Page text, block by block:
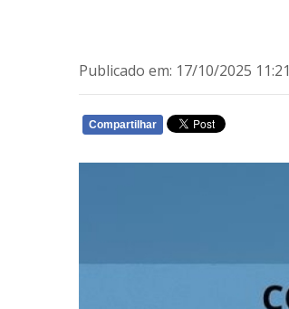
Publicado em: 17/10/2025 11:21
Compartilhar